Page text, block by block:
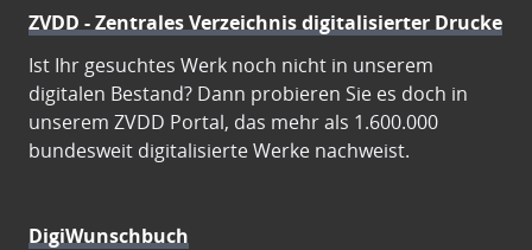
ZVDD - Zentrales Verzeichnis digitalisierter Drucke
Ist Ihr gesuchtes Werk noch nicht in unserem
digitalen Bestand? Dann probieren Sie es doch in
unserem ZVDD Portal, das mehr als 1.600.000
bundesweit digitalisierte Werke nachweist.
DigiWunschbuch